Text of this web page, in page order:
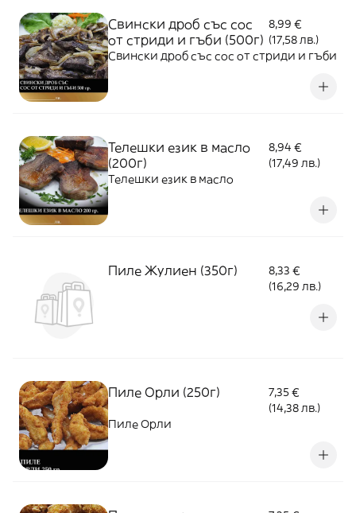
Свински дроб със сос
от стриди и гъби (500г)
8,99 €
(17,58 лв.)
Свински дроб със сос от стриди и гъби
Телешки език в масло
(200г)
8,94 €
(17,49 лв.)
Телешки език в масло
Пиле Жулиен (350г)
8,33 €
(16,29 лв.)
Пиле Орли (250г)
7,35 €
(14,38 лв.)
Пиле Орли